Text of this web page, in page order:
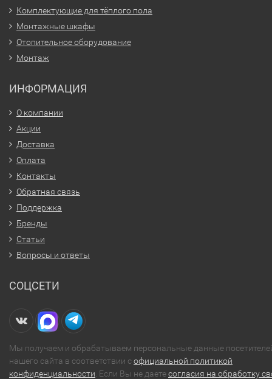
Комплектующие для тёплого пола
Монтажные шкафы
Отопительное оборудование
Монтаж
ИНФОРМАЦИЯ
О компании
Акции
Доставка
Оплата
Контакты
Обратная связь
Поддержка
Бренды
Статьи
Вопросы и ответы
СОЦСЕТИ
Мы получаем и обрабатываем персональные данные
нашего сайта в соответствии софициальной политикой
конфиденциальности . Если Вы не даетесогласия на обработку